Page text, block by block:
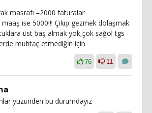
masrafı =2000 faturalar
ise 5000!!! Çıkıp gezmek dolaşmak
üst baş almak yok,çok sağol tgs
muhtaç etmediğin için
76 11
yüzünden bu durumdayız